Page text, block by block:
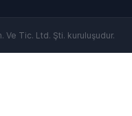
Ve Tic. Ltd. Şti. kuruluşudur.